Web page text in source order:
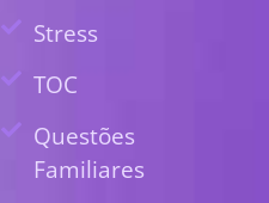
Stress
TOC
Questões
Familiares